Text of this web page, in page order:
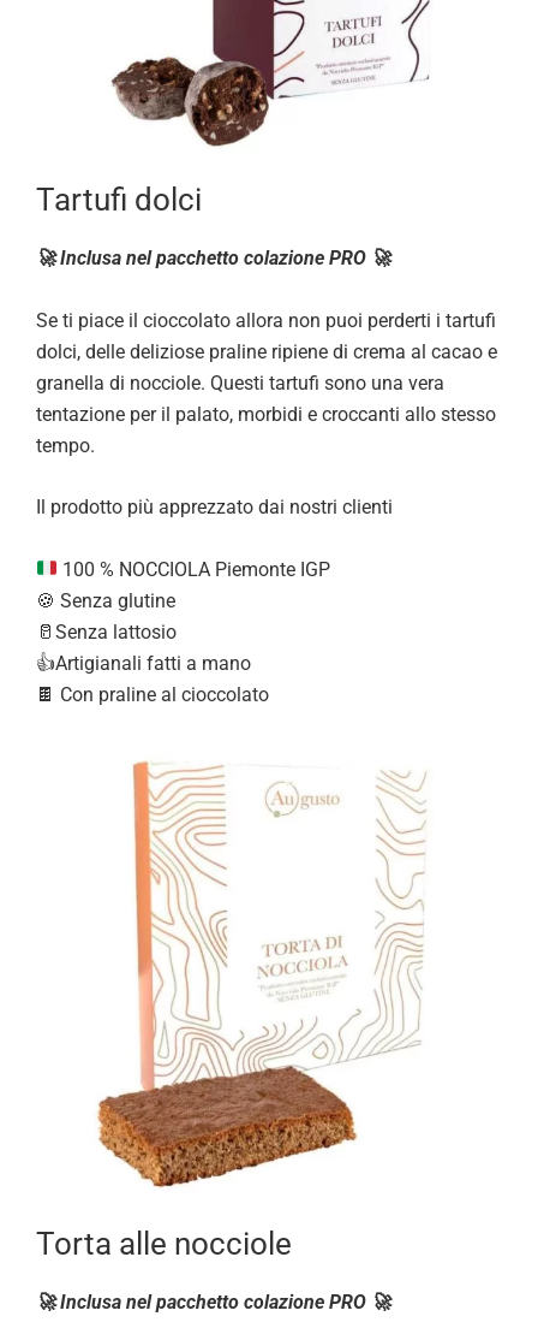
Tartufi dolci
🚀 Inclusa nel pacchetto colazione PRO 🚀
Se ti piace il cioccolato allora non puoi perderti i tartufi
dolci, delle deliziose praline ripiene di crema al cacao e
granella di nocciole. Questi tartufi sono una vera
tentazione per il palato, morbidi e croccanti allo stesso
tempo.
Il prodotto più apprezzato dai nostri clienti
100 % NOCCIOLA Piemonte IGP
🍪 Senza glutine
🥛Senza lattosio
👍Artigianali fatti a mano
🍫 Con praline al cioccolato
Torta alle nocciole
🚀 Inclusa nel pacchetto colazione PRO 🚀